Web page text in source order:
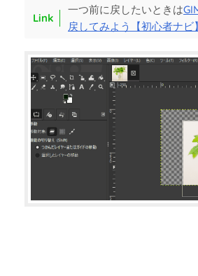
一つ前に戻したいときは
戻してみよう【初心者ナビ】